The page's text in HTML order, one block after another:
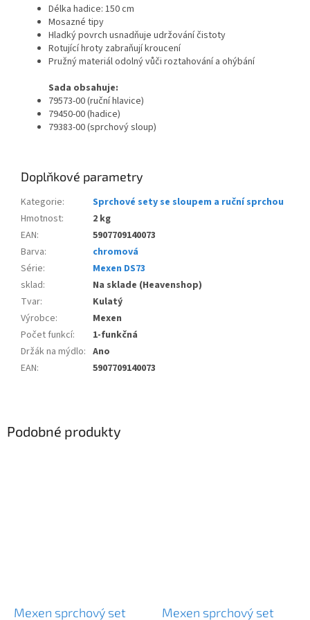
Délka hadice: 150 cm
Mosazné tipy
Hladký povrch usnadňuje udržování čistoty
Rotující hroty zabraňují kroucení
Pružný materiál odolný vůči roztahování a ohýbání
Sada obsahuje:
79573-00 (ruční hlavice)
79450-00 (hadice)
79383-00 (sprchový sloup)
Doplňkové parametry
Kategorie:
Sprchové sety se sloupem a ruční sprchou
Hmotnost:
2 kg
EAN:
5907709140073
Barva:
chromová
Série:
Mexen DS73
sklad:
Na sklade (Heavenshop)
Tvar:
Kulatý
Výrobce:
Mexen
Počet funkcí:
1-funkčná
Držák na mýdlo: Ano
EAN: 5907709140073
Podobné produkty
Mexen sprchový set
Mexen sprchový set